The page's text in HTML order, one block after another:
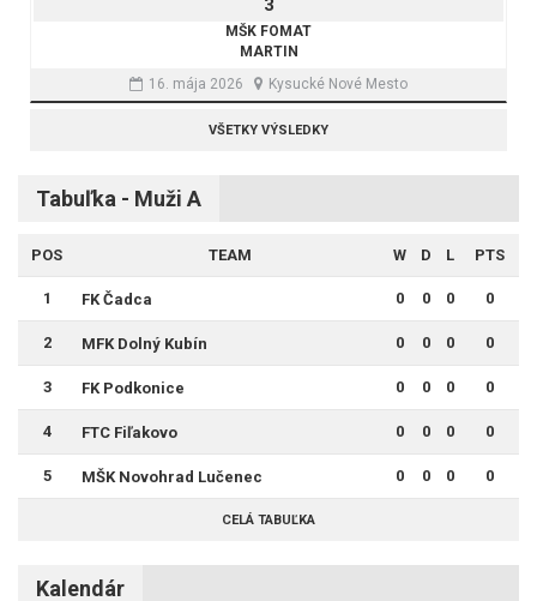
MŠK FOMAT
MARTIN
16. mája 2026
Kysucké Nové Mesto
VŠETKY VÝSLEDKY
Tabuľka - Muži A
POS TEAM W D L PTS
1 FK Čadca 0 0 0 0
2 MFK Dolný Kubín 0 0 0 0
3 FK Podkonice 0 0 0 0
4 FTC Fiľakovo 0 0 0 0
5 MŠK Novohrad Lučenec 0 0 0 0
CELÁ TABUĽKA
Kalendár